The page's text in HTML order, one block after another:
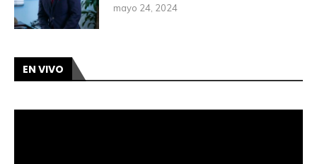
mayo 24, 2024
EN VIVO